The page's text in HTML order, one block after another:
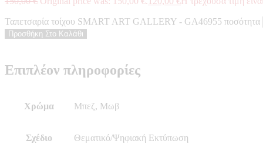
Ταπετσαρία τοίχου SMART ART GALLERY - GA46955 ποσότητα
Προσθήκη Στο Καλάθι
Επιπλέον πληροφορίες
Χρώμα Μπεζ, Μωβ
Σχέδιο Θεματικό/Ψηφιακή Εκτύπωση